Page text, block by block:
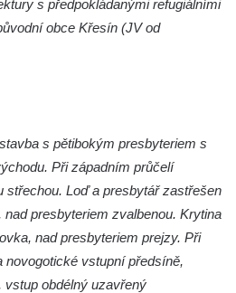
nad Vltavou
v centru Liběšic
na jižním
s předpokládanými refugiálními
obce Křesín (JV od
s pětibokým presbyteriem s
Při západním průčelí
střechou. Loď a presbytář zastřešen
presbyteriem zvalbenou. Krytina
nad presbyteriem prejzy. Při
vstupní předsíně,
vstup obdélný uzavřený